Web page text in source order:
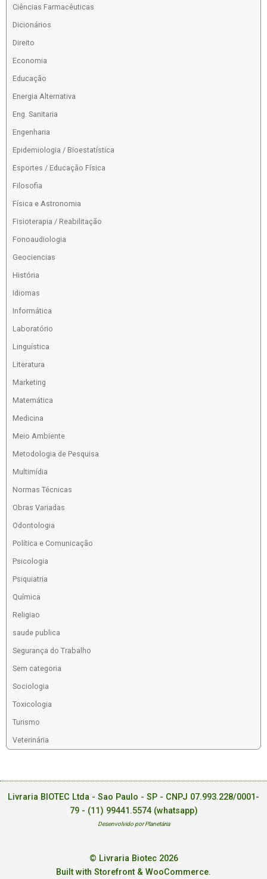
Ciências Farmacêuticas
Dicionários
Direito
Economia
Educação
Energia Alternativa
Eng. Sanitaria
Engenharia
Epidemiologia / Bioestatística
Esportes / Educação Física
Filosofia
Física e Astronomia
Fisioterapia / Reabilitação
Fonoaudiologia
Geociencias
História
Idiomas
Informática
Laboratório
Linguística
Literatura
Marketing
Matemática
Medicina
Meio Ambiente
Metodologia de Pesquisa
Multimídia
Normas Técnicas
Obras Variadas
Odontologia
Política e Comunicação
Psicologia
Psiquiatria
Química
Religiao
saude publica
Segurança do Trabalho
Sem categoria
Sociologia
Toxicologia
Turismo
Veterinária
Livraria BIOTEC Ltda - Sao Paulo - SP - CNPJ 07.993.228/0001-
79 - (11) 99441.5574 (whatsapp)
Desenvolvido por Planetária
© Livraria Biotec 2026
Built with Storefront & WooCommerce.